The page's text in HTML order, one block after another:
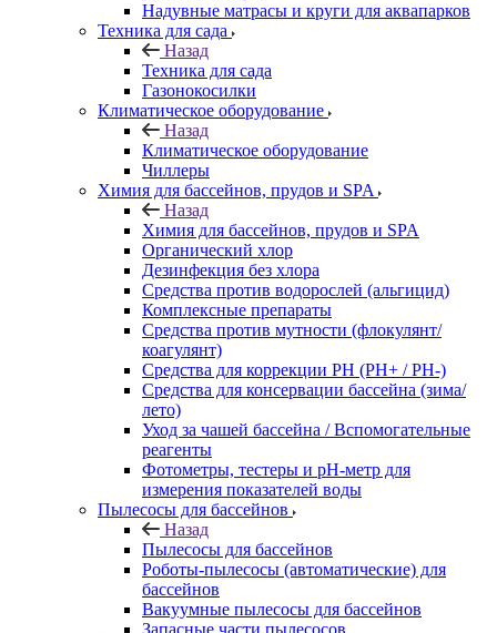
Надувные матрасы и круги для аквапарков
Техника для сада
Назад
Техника для сада
Газонокосилки
Климатическое оборудование
Назад
Климатическое оборудование
Чиллеры
Химия для бассейнов, прудов и SPA
Назад
Химия для бассейнов, прудов и SPA
Органический хлор
Дезинфекция без хлора
Средства против водорослей (альгицид)
Комплексные препараты
Средства против мутности (флокулянт/
коагулянт)
Средства для коррекции PH (PH+ / PH-)
Средства для консервации бассейна (зима/
лето)
Уход за чашей бассейна / Вспомогательные
реагенты
Фотометры, тестеры и рН-метр для
измерения показателей воды
Пылесосы для бассейнов
Назад
Пылесосы для бассейнов
Роботы-пылесосы (автоматические) для
бассейнов
Вакуумные пылесосы для бассейнов
Запасные части пылесосов